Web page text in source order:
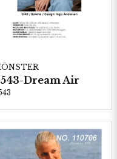
Dream Air